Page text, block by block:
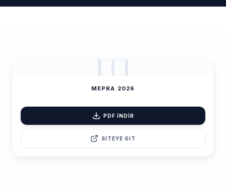
MEPRA 2026
PDF İNDİR
SİTEYE GİT